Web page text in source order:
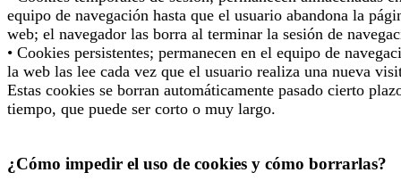
equipo de navegación hasta que el usuario abandona la
web; el navegador las borra al terminar la sesión de
• Cookies persistentes; permanecen en el equipo de
la web las lee cada vez que el usuario realiza una nueva
Estas cookies se borran automáticamente pasado cierto
tiempo, que puede ser corto o muy largo.
¿Cómo impedir el uso de cookies y cómo borrarlas?